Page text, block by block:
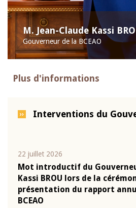
M. Jean-Claude Kassi
Gouverneur de la BCEAO
Plus d'informations
Interventions du
10 juin 2026
Allocution d'ouverture du
Monétaire de la BCEAO du 10
prononcée par son Président
Claude Kassi BROU